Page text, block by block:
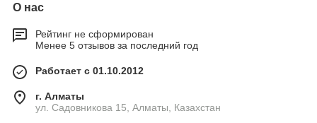
О нас
Рейтинг не сформирован
Менее 5 отзывов за последний год
Работает с 01.10.2012
г. Алматы
ул. Садовникова 15, Алматы, Казахстан